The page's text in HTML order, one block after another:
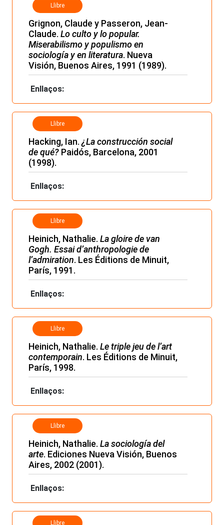
Llibre
Grignon, Claude y Passeron, Jean-
Claude. Lo culto y lo popular.
Miserabilismo y populismo en
sociología y en literatura. Nueva
Visión, Buenos Aires, 1991 (1989).
Enllaços:
Llibre
Hacking, Ian. ¿La construcción social
de qué? Paidós, Barcelona, 2001
(1998).
Enllaços:
Llibre
Heinich, Nathalie. La gloire de van
Gogh. Essai d’anthropologie de
l’admiration. Les Éditions de Minuit,
París, 1991.
Enllaços:
Llibre
Heinich, Nathalie. Le triple jeu de l’art
contemporain. Les Éditions de Minuit,
París, 1998.
Enllaços:
Llibre
Heinich, Nathalie. La sociología del
arte. Ediciones Nueva Visión, Buenos
Aires, 2002 (2001).
Enllaços:
Llibre